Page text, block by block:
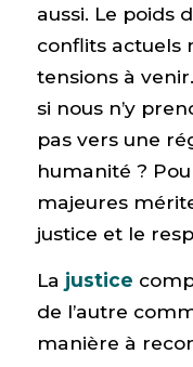
aussi. Le poids
conflits actuels
tensions à
si nous n’y
pas vers une
humanité ?
majeures
justice et le
La justice
de l’autre
manière à